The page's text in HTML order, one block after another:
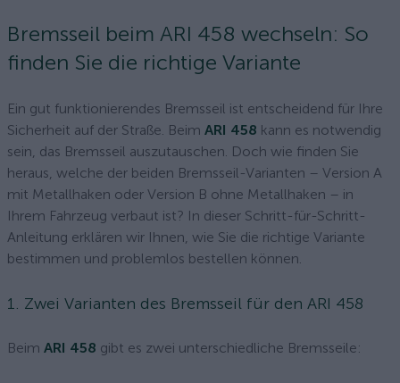
Bremsseil beim ARI 458 wechseln: So
finden Sie die richtige Variante
Ein gut funktionierendes Bremsseil ist entscheidend für Ihre
Sicherheit auf der Straße. Beim ARI 458 kann es notwendig
sein, das Bremsseil auszutauschen. Doch wie finden Sie
heraus, welche der beiden Bremsseil-Varianten – Version A
mit Metallhaken oder Version B ohne Metallhaken – in
Ihrem Fahrzeug verbaut ist? In dieser Schritt-für-Schritt-
Anleitung erklären wir Ihnen, wie Sie die richtige Variante
bestimmen und problemlos bestellen können.
1. Zwei Varianten des Bremsseil für den ARI 458
Beim ARI 458 gibt es zwei unterschiedliche Bremsseile: